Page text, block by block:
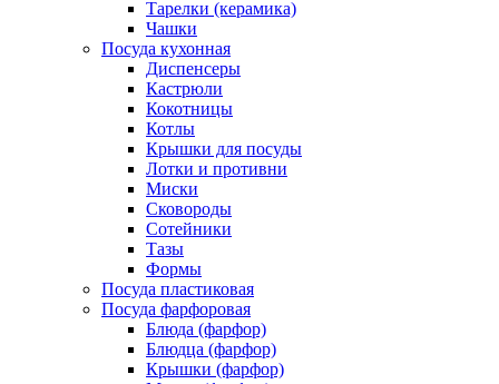
Тарелки (керамика)
Чашки
Посуда кухонная
Диспенсеры
Кастрюли
Кокотницы
Котлы
Крышки для посуды
Лотки и противни
Миски
Сковороды
Сотейники
Тазы
Формы
Посуда пластиковая
Посуда фарфоровая
Блюда (фарфор)
Блюдца (фарфор)
Крышки (фарфор)